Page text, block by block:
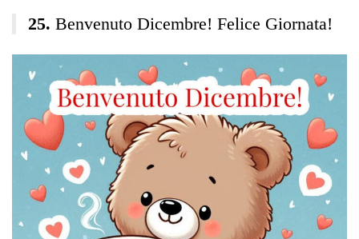
Benvenuto Dicembre! Felice Giornata!